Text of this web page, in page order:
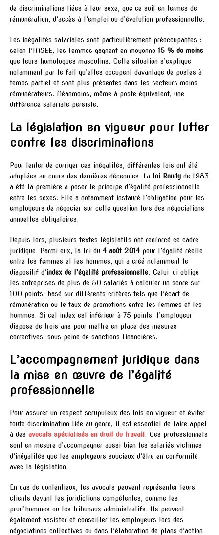
de discriminations liées à leur sexe, que ce soit en termes de
rémunération, d’accès à l’emploi ou d’évolution professionnelle.
Les inégalités salariales sont particulièrement préoccupantes :
selon l’INSEE, les femmes gagnent en moyenne 15 % de moins
que leurs homologues masculins. Cette situation s’explique
notamment par le fait qu’elles occupent davantage de postes à
temps partiel et sont plus présentes dans les secteurs moins
rémunérateurs. Néanmoins, même à poste équivalent, une
différence salariale persiste.
La législation en vigueur pour lutter
contre les discriminations
Pour tenter de corriger ces inégalités, différentes lois ont été
adoptées au cours des dernières décennies. La
loi Roudy de 1983
a été la première à poser le principe d’égalité professionnelle
entre les sexes. Elle a notamment instauré l’obligation pour les
employeurs de négocier sur cette question lors des négociations
annuelles obligatoires.
Depuis lors, plusieurs textes législatifs ont renforcé ce cadre
juridique. Parmi eux, la loi du4 août 2014 pour l’égalité réelle
entre les femmes et les hommes, qui a créé notamment le
dispositif d’index de l’égalité professionnelle. Celui-ci oblige
les entreprises de plus de 50 salariés à calculer un score sur
100 points, basé sur différents critères tels que l’écart de
rémunération ou le taux de promotions entre les femmes et les
hommes. Si cet index est inférieur à 75 points, l’employeur
dispose de trois ans pour mettre en place des mesures
correctives, sous peine de sanctions financières.
L’accompagnement juridique dans
la mise en œuvre de l’égalité
professionnelle
Pour assurer un respect scrupuleux des lois en vigueur et éviter
toute discrimination liée au genre, il est essentiel de faire appel
à des avocats spécialisés en droit du travail . Ces professionnels
sont en mesure d’accompagner aussi bien les salariés victimes
d’inégalités que les employeurs soucieux d’être en conformité
avec la législation.
En cas de contentieux, les avocats peuvent représenter leurs
clients devant les juridictions compétentes, comme les
prud’hommes ou les tribunaux administratifs. Ils peuvent
également assister et conseiller les employeurs lors des
négociations collectives ou dans l’élaboration de plans d’action